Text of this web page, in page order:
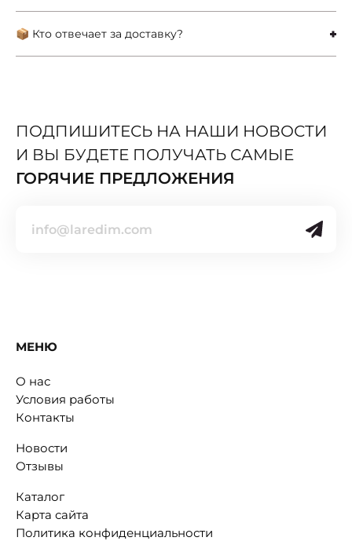
📦 Кто отвечает за доставку?
ПОДПИШИТЕСЬ НА НАШИ НОВОСТИ
И ВЫ БУДЕТЕ ПОЛУЧАТЬ САМЫЕ
ГОРЯЧИЕ ПРЕДЛОЖЕНИЯ
МЕНЮ
О нас
Условия работы
Контакты
Новости
Отзывы
Каталог
Карта сайта
Политика конфиденциальности